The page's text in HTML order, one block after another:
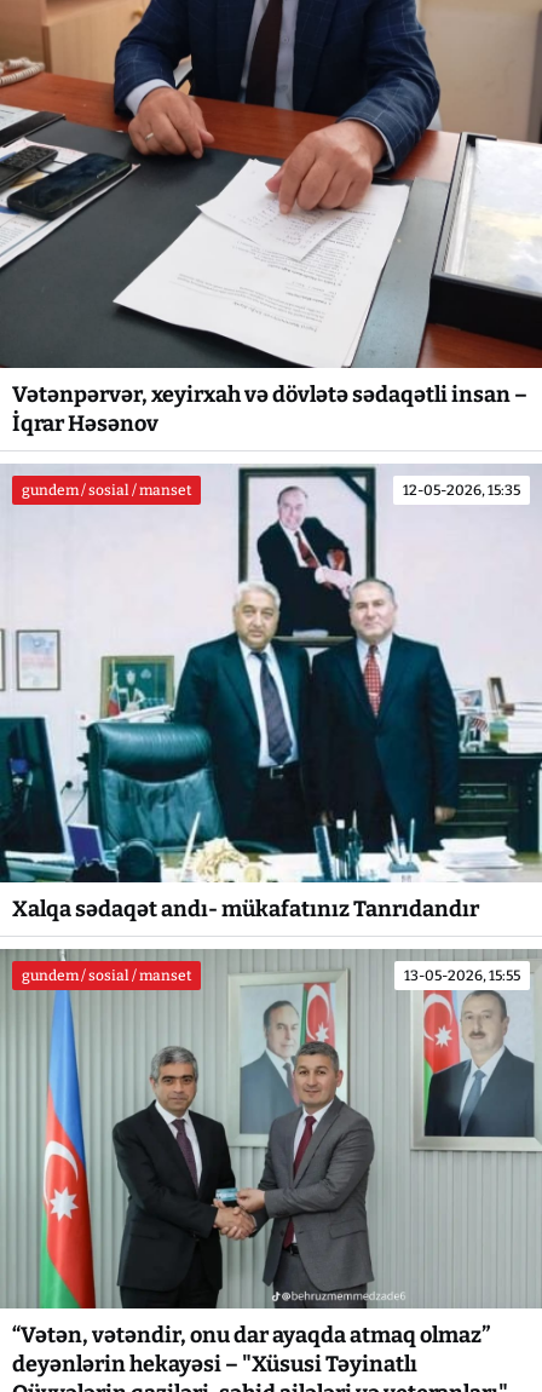
Vətənpərvər, xeyirxah və dövlətə sədaqətli insan –
İqrar Həsənov
gundem / sosial / manset 12-05-2026, 15:35
Xalqa sədaqət andı- mükafatınız Tanrıdandır
gundem / sosial / manset 13-05-2026, 15:55
“Vətən, vətəndir, onu dar ayaqda atmaq olmaz”
deyənlərin hekayəsi – "Xüsusi Təyinatlı